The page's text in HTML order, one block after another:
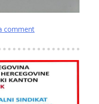
comment